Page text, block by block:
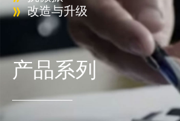
改造与升级
产品系列